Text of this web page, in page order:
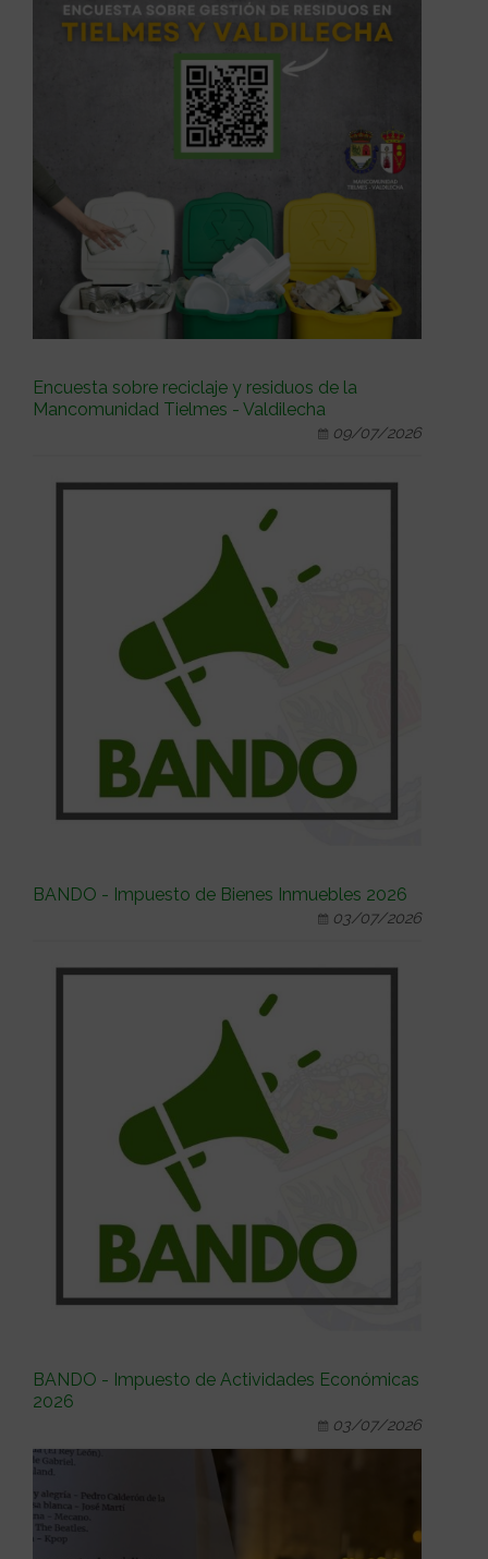
Encuesta sobre reciclaje y residuos de la
Mancomunidad Tielmes - Valdilecha
09/07/2026
BANDO - Impuesto de Bienes Inmuebles 2026
03/07/2026
BANDO - Impuesto de Actividades Económicas
2026
03/07/2026